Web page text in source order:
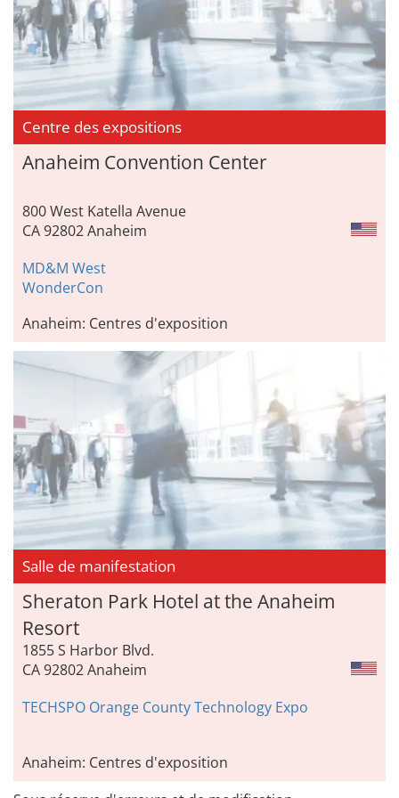
Centre des expositions
Anaheim Convention Center
800 West Katella Avenue
CA 92802 Anaheim
MD&M West
WonderCon
Anaheim: Centres d'exposition
Salle de manifestation
Sheraton Park Hotel at the Anaheim
Resort
1855 S Harbor Blvd.
CA 92802 Anaheim
TECHSPO Orange County Technology Expo
Anaheim: Centres d'exposition